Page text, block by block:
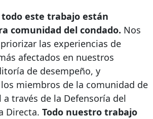
este trabajo están
comunidad del condado. Nos
las experiencias de
afectados en nuestros
de desempeño, y
miembros de la comunidad de
través de la Defensoría del
Directa. Todo nuestro trabajo